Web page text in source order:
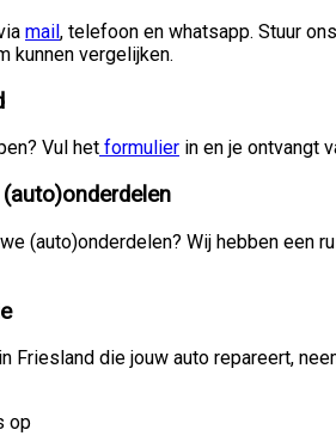
mail, telefoon en whatsapp. Stuur
kunnen vergelijken.
Vul het formulier in en je ontvangt
(auto)onderdelen? Wij hebben een
Friesland die jouw auto repareert,
op